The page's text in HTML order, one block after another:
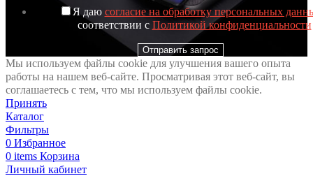
Я даю согласие на обработку персональных
соответствии с Политикой конфиденциальности
Отправить запрос
Мы используем файлы cookie для улучшения вашего опыта
работы на нашем веб-сайте. Просматривая этот веб-сайт, вы
соглашаетесь с тем, что мы используем файлы cookie.
Принять
Каталог
Фильтры
0 Избранное
0 items Корзина
Личный кабинет